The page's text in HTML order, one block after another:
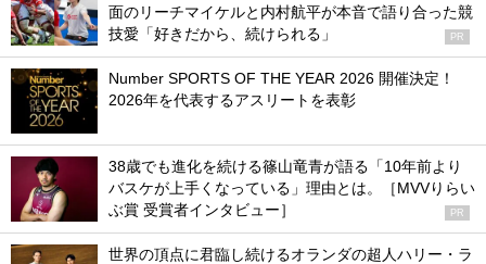
面のリーチマイケルと内村航平が本音で語り合った競
技愛「好きだから、続けられる」
PR
Number SPORTS OF THE YEAR 2026 開催決定！
2026年を代表するアスリートを表彰
38歳でも進化を続ける篠山竜青が語る「10年前より
バスケが上手くなっている」理由とは。［MVVりらい
ぶ賞 受賞者インタビュー］
PR
世界の頂点に君臨し続けるオランダの超人ハリー・ラ